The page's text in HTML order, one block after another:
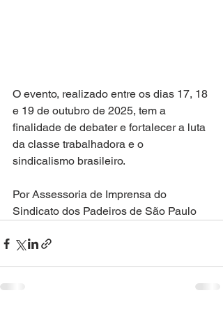
O evento, realizado entre os dias 17, 18
e 19 de outubro de 2025, tem a
finalidade de debater e fortalecer a luta
da classe trabalhadora e o
sindicalismo brasileiro.
Por Assessoria de Imprensa do
Sindicato dos Padeiros de São Paulo